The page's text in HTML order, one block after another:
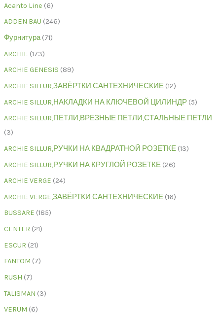
Acanto Line 6
ADDEN BAU 246
Фурнитура 71
ARCHIE 173
ARCHIE GENESIS 89
ARCHIE SILLUR,ЗАВЁРТКИ САНТЕХНИЧЕСКИЕ 12
ARCHIE SILLUR,НАКЛАДКИ НА КЛЮЧЕВОЙ ЦИЛИНДР 5
ARCHIE SILLUR,ПЕТЛИ,ВРЕЗНЫЕ ПЕТЛИ,СТАЛЬНЫЕ ПЕТЛИ
3
ARCHIE SILLUR,РУЧКИ НА КВАДРАТНОЙ РОЗЕТКЕ 13
ARCHIE SILLUR,РУЧКИ НА КРУГЛОЙ РОЗЕТКЕ 26
ARCHIE VERGE 24
ARCHIE VERGE,ЗАВЁРТКИ САНТЕХНИЧЕСКИЕ 16
BUSSARE 185
CENTER 21
ESCUR 21
FANTOM 7
RUSH 7
TALISMAN 3
VERUM 6